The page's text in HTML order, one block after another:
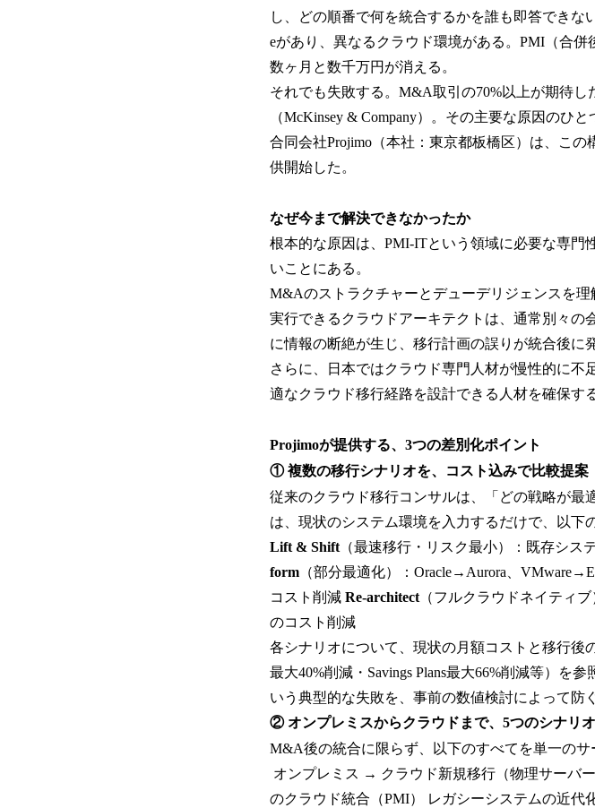
し、どの順番で何を統合するかを誰も即答できな
eがあり、異なるクラウド環境がある。PMI（合
数ヶ月と数千万円が消える。
それでも失敗する。M&A取引の70%以上が期待
（McKinsey & Company）。その主要な原因のひ
合同会社Projimo（本社：東京都板橋区）は、こ
供開始した。
なぜ今まで解決できなかったか
根本的な原因は、PMI-ITという領域に必要な専門
いことにある。
M&Aのストラクチャーとデューデリジェンスを
実行できるクラウドアーキテクトは、通常別々の
に情報の断絶が生じ、移行計画の誤りが統合後に
さらに、日本ではクラウド専門人材が慢性的に
適なクラウド移行経路を設計できる人材を確保す
Projimoが提供する、3つの差別化ポイント
① 複数の移行シナリオを、コスト込みで比較提案
従来のクラウド移行コンサルは、「どの戦略が最
は、現状のシステム環境を入力するだけで、以下
Lift & Shift （最速移行・リスク最小）：既存シス
form （部分最適化）：Oracle→Aurora、
コスト削減 Re-architect （フルクラウドネイティ
のコスト削減
各シナリオについて、現状の月額コストと移行後
最大40%削減・Savings Plans最大66%削減等）を
いう典型的な失敗を、事前の数値検討によって防ぐ
② オンプレミスからクラウドまで、5つのシナリ
M&A後の統合に限らず、以下のすべてを単一のサ
オンプレミス → クラウド新規移行（物理サーバ
のクラウド統合（PMI） レガシーシステムの近